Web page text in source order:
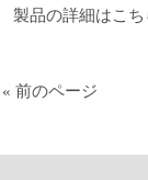
製品の詳細はこち
« 前のページ